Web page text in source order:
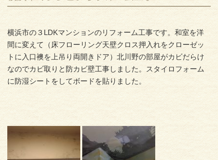
横浜市の３LDKマンションのリフォーム工事です。和室を洋
間に変えて（床フローリング天壁クロス押入れをクローゼッ
トに入口襖を上吊り両開きドア）北川野の部屋がカビだらけ
なのでカビ取りと防カビ壁工事しました。スタイロフォーム
に防湿シートをしてボードを貼りました。